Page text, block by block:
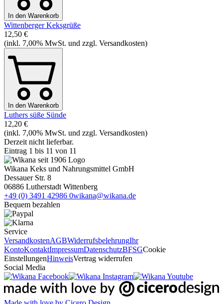
In den Warenkorb
Wittenberger Keksgrüße
12,50 €
(inkl. 7,00% MwSt. und zzgl. Versandkosten)
In den Warenkorb
Luthers süße Sünde
12,20 €
(inkl. 7,00% MwSt. und zzgl. Versandkosten)
Derzeit nicht lieferbar.
Eintrag 1 bis 11 von 11
Wikana Keks und Nahrungsmittel GmbH
Dessauer Str. 8
06886 Lutherstadt Wittenberg
+49 (0) 3491 42986 0wikana@wikana.de
Bequem bezahlen
Service
VersandkostenAGBWiderrufsbelehrungIhr
KontoKontaktImpressumDatenschutzBFSGCookie
EinstellungenHinweisVertrag widerrufen
Social Media